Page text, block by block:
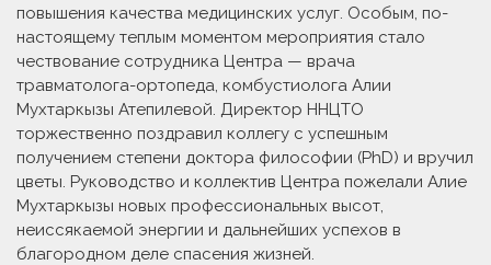
повышения качества медицинских услуг. Особым, по-
настоящему теплым моментом мероприятия стало
чествование сотрудника Центра — врача
травматолога-ортопеда, комбустиолога Алии
Мухтаркызы Атепилевой. Директор ННЦТО
торжественно поздравил коллегу с успешным
получением степени доктора философии (PhD) и вручил
цветы. Руководство и коллектив Центра пожелали Алие
Мухтаркызы новых профессиональных высот,
неиссякаемой энергии и дальнейших успехов в
благородном деле спасения жизней.